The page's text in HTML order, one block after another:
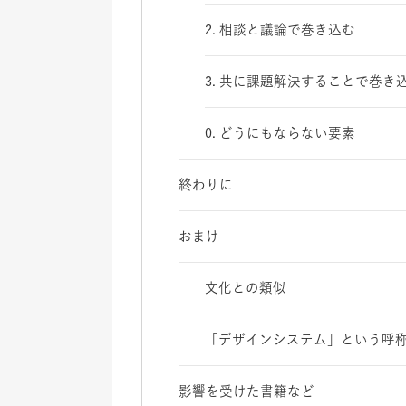
2. 相談と議論で巻き込む
3. 共に課題解決することで巻き
0. どうにもならない要素
終わりに
おまけ
文化との類似
「デザインシステム」という呼
影響を受けた書籍など